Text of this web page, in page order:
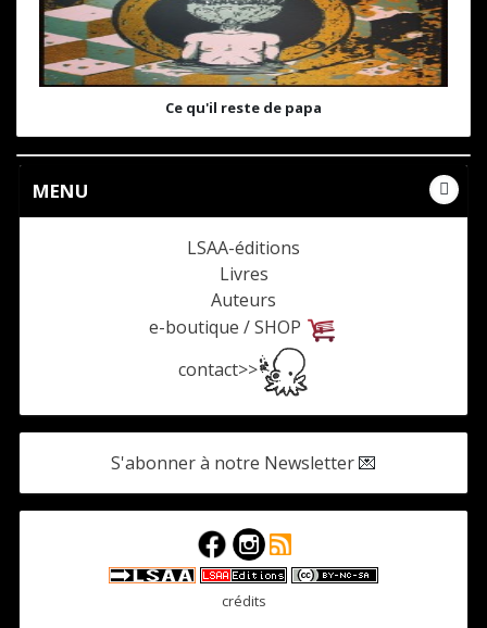
Ce qu'il reste de papa
MENU
LSAA-éditions
Livres
Auteurs
e-boutique / SHOP
contact>>
S'abonner à notre Newsletter💌
crédits